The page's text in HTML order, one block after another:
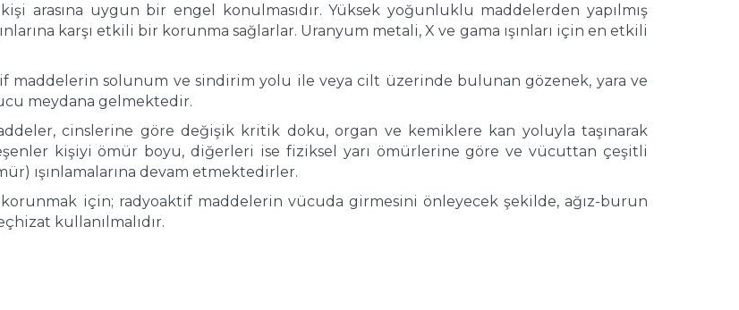
kişi arasına uygun bir engel konulmasıdır. Yüksek yoğunluklu maddelerden yapılmış
karşı etkili bir korunma sağlarlar. Uranyum metali, X ve gama ışınları için en etkili
maddelerin solunum ve sindirim yolu ile veya cilt üzerinde bulunan gözenek, yara ve
meydana gelmektedir.
cinslerine göre değişik kritik doku, organ ve kemiklere kan yoluyla taşınarak
kişiyi ömür boyu, diğerleri ise fiziksel yarı ömürlerine göre ve vücuttan çeşitli
ışınlamalarına devam etmektedirler.
için; radyoaktif maddelerin vücuda girmesini önleyecek şekilde, ağız-burun
kullanılmalıdır.